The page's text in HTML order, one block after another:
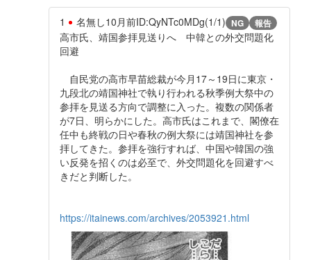
1 名無し10月前ID:QyNTc0MDg(1/1) NG 報告
高市氏、靖国参拝見送りへ 中韓との外交問題化
回避
自民党の高市早苗総裁が今月17～19日に東京・
九段北の靖国神社で執り行われる秋季例大祭中の
参拝を見送る方向で調整に入った。複数の関係者
が7日、明らかにした。高市氏はこれまで、閣僚在
任中も終戦の日や春秋の例大祭には靖国神社を参
拝してきた。参拝を強行すれば、中国や韓国の強
い反発を招くのは必至で、外交問題化を回避すべ
きだと判断した。
https://itainews.com/archives/2053921.html